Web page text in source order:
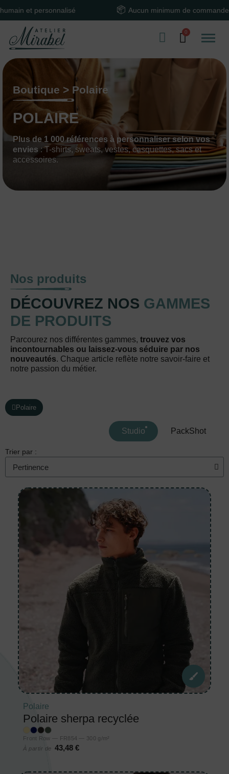
Aucun minimum de commande
Boutique > Polaire
POLAIRE
Plus de 1 000 références à personnaliser selon vos
envies : T-shirts, sweats, vestes, casquettes, sacs et
accessoires.
Nos produits
DÉCOUVREZ NOS GAMMES
DE PRODUITS
Parcourez nos différentes gammes, trouvez vos
incontournables ou laissez-vous séduire par nos
nouveautés. Chaque article reflète notre savoir-faire et
notre passion du métier.
Polaire
Studio PackShot
Trier par :
Polaire
Polaire sherpa recyclée
Front Row — FR854 — 300 g/m²
À partir de
43,48 €